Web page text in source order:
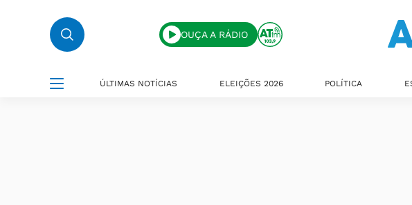
OUÇA A RÁDIO
ÚLTIMAS NOTÍCIAS ELEIÇÕES 2026 POLÍTICA